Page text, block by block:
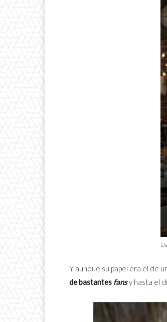
Y aunque su papel era el de
de bastantes fansy hasta el